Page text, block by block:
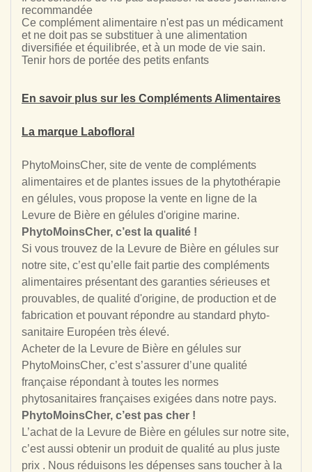
recommandée
Ce complément alimentaire n'est pas un médicament
et ne doit pas se substituer à une alimentation
diversifiée et équilibrée, et à un mode de vie sain.
Tenir hors de portée des petits enfants
En savoir plus sur les Compléments Alimentaires
La marque Labofloral
PhytoMoinsCher, site de vente de compléments
alimentaires et de plantes issues de la phytothérapie
en gélules, vous propose la vente en ligne de la
Levure de Bière en gélules d'origine marine.
PhytoMoinsCher, c’est la qualité !
Si vous trouvez de la Levure de Bière en gélules sur
notre site, c’est qu’elle fait partie des compléments
alimentaires présentant des garanties sérieuses et
prouvables, de qualité d'origine, de production et de
fabrication et pouvant répondre au standard phyto-
sanitaire Européen très élevé.
Acheter de la Levure de Bière en gélules sur
PhytoMoinsCher, c’est s’assurer d’une qualité
française répondant à toutes les normes
phytosanitaires françaises exigées dans notre pays.
PhytoMoinsCher, c’est pas cher !
L’achat de la Levure de Bière en gélules sur notre site,
c’est aussi obtenir un produit de qualité au plus juste
prix . Nous réduisons les dépenses sans toucher à la